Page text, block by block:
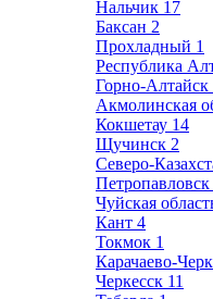
Нальчик 17
Баксан 2
Прохладный 1
Республика
Горно-Алтайск
Акмолинская
Кокшетау 14
Щучинск 2
Северо-
Петропавловск
Чуйская
Кант 4
Токмок 1
Карачаево-
Черкесск 11